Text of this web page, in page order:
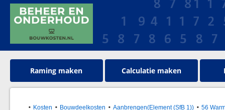
Raming maken Calculatie maken
Kosten Bouwdeelkosten Aanbrengen(Element (SfB 1)) 56